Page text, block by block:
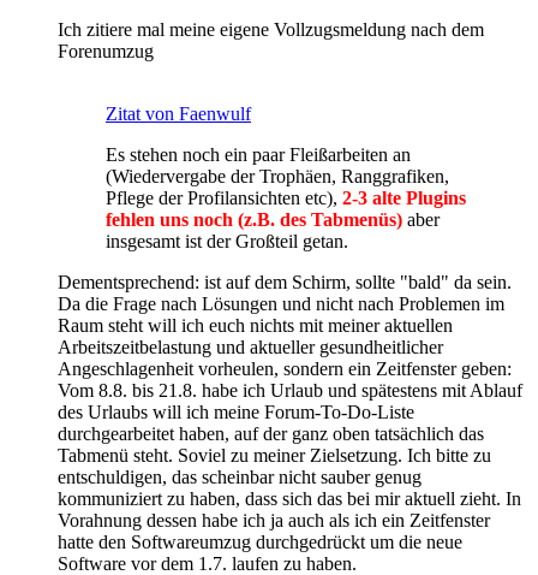
Ich zitiere mal meine eigene Vollzugsmeldung nach dem
Forenumzug
Zitat von Faenwulf
Es stehen noch ein paar Fleißarbeiten an
(Wiedervergabe der Trophäen, Ranggrafiken,
Pflege der Profilansichten etc), 2-3 alte Plugins
fehlen uns noch (z.B. des Tabmenüs) aber
insgesamt ist der Großteil getan.
Dementsprechend: ist auf dem Schirm, sollte "bald" da sein.
Da die Frage nach Lösungen und nicht nach Problemen im
Raum steht will ich euch nichts mit meiner aktuellen
Arbeitszeitbelastung und aktueller gesundheitlicher
Angeschlagenheit vorheulen, sondern ein Zeitfenster geben:
Vom 8.8. bis 21.8. habe ich Urlaub und spätestens mit Ablauf
des Urlaubs will ich meine Forum-To-Do-Liste
durchgearbeitet haben, auf der ganz oben tatsächlich das
Tabmenü steht. Soviel zu meiner Zielsetzung. Ich bitte zu
entschuldigen, das scheinbar nicht sauber genug
kommuniziert zu haben, dass sich das bei mir aktuell zieht. In
Vorahnung dessen habe ich ja auch als ich ein Zeitfenster
hatte den Softwareumzug durchgedrückt um die neue
Software vor dem 1.7. laufen zu haben.